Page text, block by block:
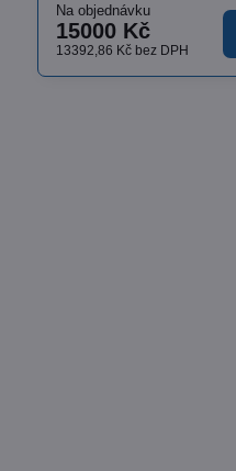
Na objednávku
15000 Kč
13392,86 Kč bez DPH